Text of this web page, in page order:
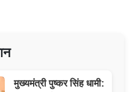
मुख्यमंत्री पुष्कर सिंह धामी: